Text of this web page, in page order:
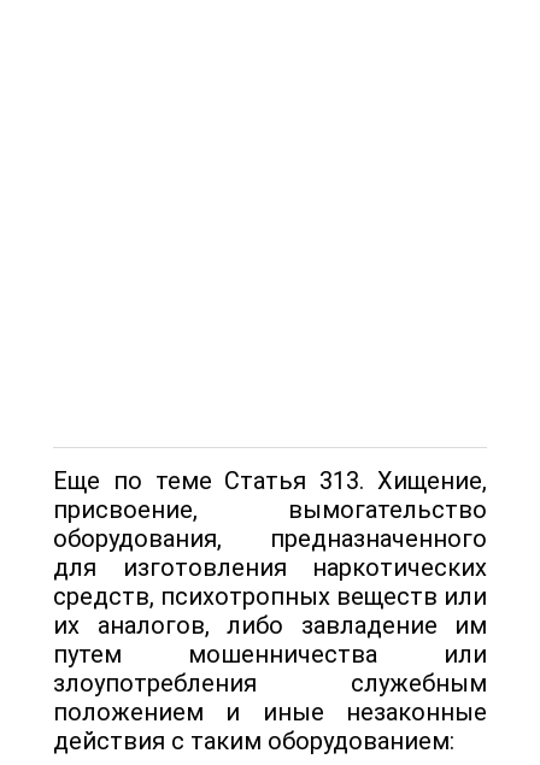
Еще по теме Статья 313. Хищение,
присвоение, вымогательство
оборудования, предназначенного
для изготовления наркотических
средств, психотропных веществ или
их аналогов, либо завладение им
путем мошенничества или
злоупотребления служебным
положением и иные незаконные
действия с таким оборудованием: